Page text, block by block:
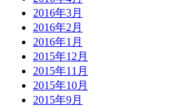
2016年3月
2016年2月
2016年1月
2015年12月
2015年11月
2015年10月
2015年9月